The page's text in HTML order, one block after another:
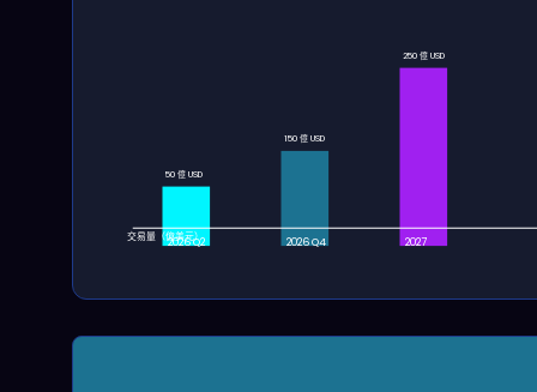
2026 Q2
50 億 USD
2026 Q4
150 億 USD
2027
250 億 USD
交易量（億美元）